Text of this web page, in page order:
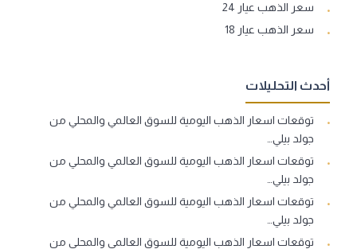
سعر الذهب عيار 24
سعر الذهب عيار 18
أحدث التحليلات
توقعات اسعار الذهب اليومية للسوق العالمي والمحلي من
جولد بيلي…
توقعات اسعار الذهب اليومية للسوق العالمي والمحلي من
جولد بيلي…
توقعات اسعار الذهب اليومية للسوق العالمي والمحلي من
جولد بيلي…
توقعات اسعار الذهب اليومية للسوق العالمي والمحلي من